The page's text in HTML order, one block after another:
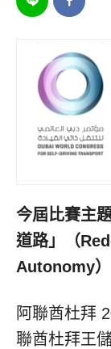
今屆比賽主
道路」（
Autonomy）
阿聯酋杜拜
聯酋杜拜王